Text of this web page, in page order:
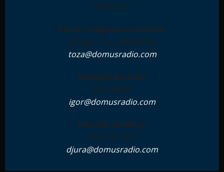
IN001612
Glavni i odgovorni urednik:
Dragan Toza Milanović
toza@domusradio.com
Medijski partner:
ZTZ Media
igor@domusradio.com
Tehnički direktor:
Đura Ćurčić
djura@domusradio.com